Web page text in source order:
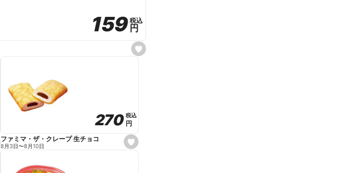
s
e
159
159税込
税込
円
円
s
e
270
270 税込
税込
円
円
ファミマ・ザ・クレープ 生チョコ
8月3日〜8月10日